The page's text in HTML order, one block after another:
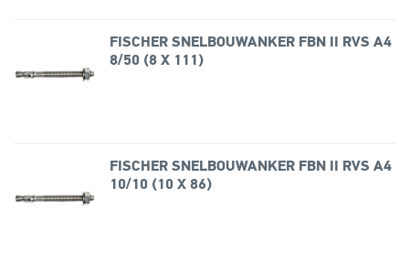
FISCHER SNELBOUWANKER FBN II RVS A4
8/50 (8 X 111)
FISCHER SNELBOUWANKER FBN II RVS A4
10/10 (10 X 86)